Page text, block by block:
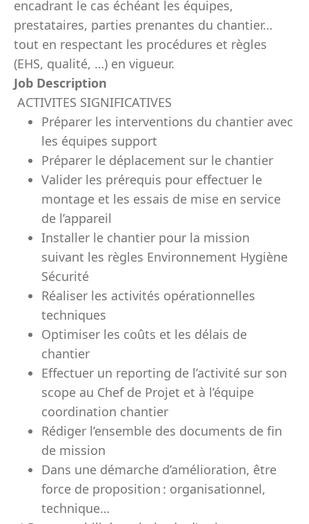
encadrant le cas échéant les équipes,
prestataires, parties prenantes du chantier…
tout en respectant les procédures et règles
(EHS, qualité, …) en vigueur.
Job Description
ACTIVITES SIGNIFICATIVES
Préparer les interventions du chantier avec
les équipes support
Préparer le déplacement sur le chantier
Valider les prérequis pour effectuer le
montage et les essais de mise en service
de l’appareil
Installer le chantier pour la mission
suivant les règles Environnement Hygiène
Sécurité
Réaliser les activités opérationnelles
techniques
Optimiser les coûts et les délais de
chantier
Effectuer un reporting de l’activité sur son
scope au Chef de Projet et à l’équipe
coordination chantier
Rédiger l’ensemble des documents de fin
de mission
Dans une démarche d’amélioration, être
force de proposition : organisationnel,
technique…